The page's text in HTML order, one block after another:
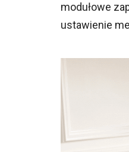
modułowe
ustawienie